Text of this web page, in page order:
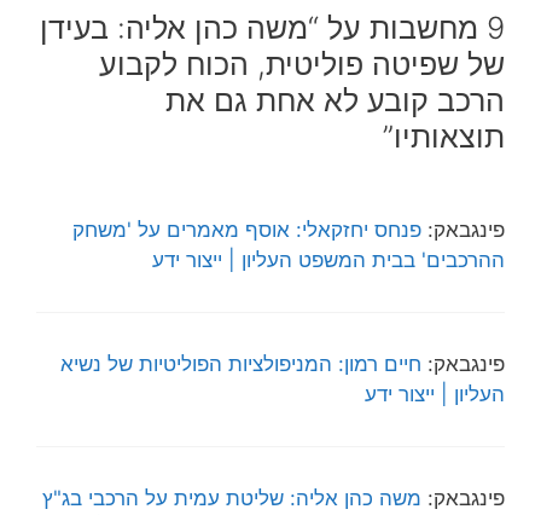
9 מחשבות על “משה כהן אליה: בעידן
של שפיטה פוליטית, הכוח לקבוע
הרכב קובע לא אחת גם את
תוצאותיו”
פינגבאק: פנחס יחזקאלי: אוסף מאמרים על 'משחק
ההרכבים' בבית המשפט העליון | ייצור ידע
פינגבאק: חיים רמון: המניפולציות הפוליטיות של נשיא
העליון | ייצור ידע
פינגבאק: משה כהן אליה: שליטת עמית על הרכבי בג"ץ